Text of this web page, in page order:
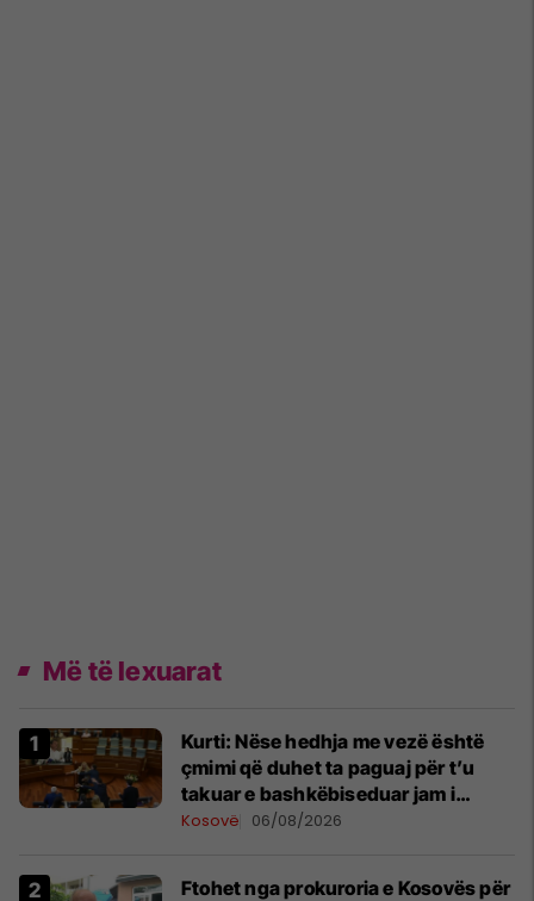
Më të lexuarat
Kurti: Nëse hedhja me vezë është
çmimi që duhet ta paguaj për t’u
takuar e bashkëbiseduar jam i
lumtur ta bëj këtë
Kosovë 06/08/2026
Ftohet nga prokuroria e Kosovës për